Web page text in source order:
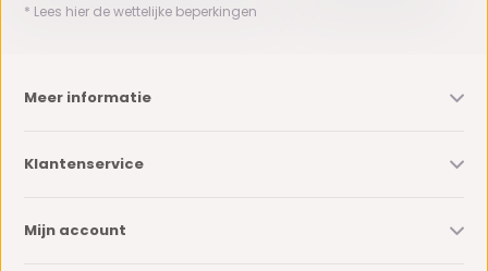
* Lees hier de wettelijke beperkingen
Meer informatie
Klantenservice
Mijn account